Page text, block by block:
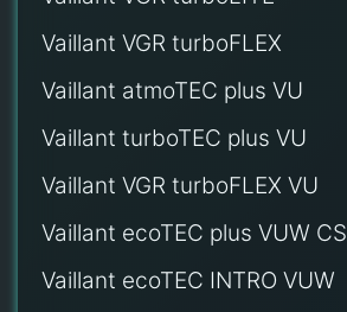
Vaillant VGR turboFLEX
Vaillant atmoTEC plus VU
Vaillant turboTEC plus VU
Vaillant VGR turboFLEX VU
Vaillant ecoTEC plus VUW CS
Vaillant ecoTEC INTRO VUW